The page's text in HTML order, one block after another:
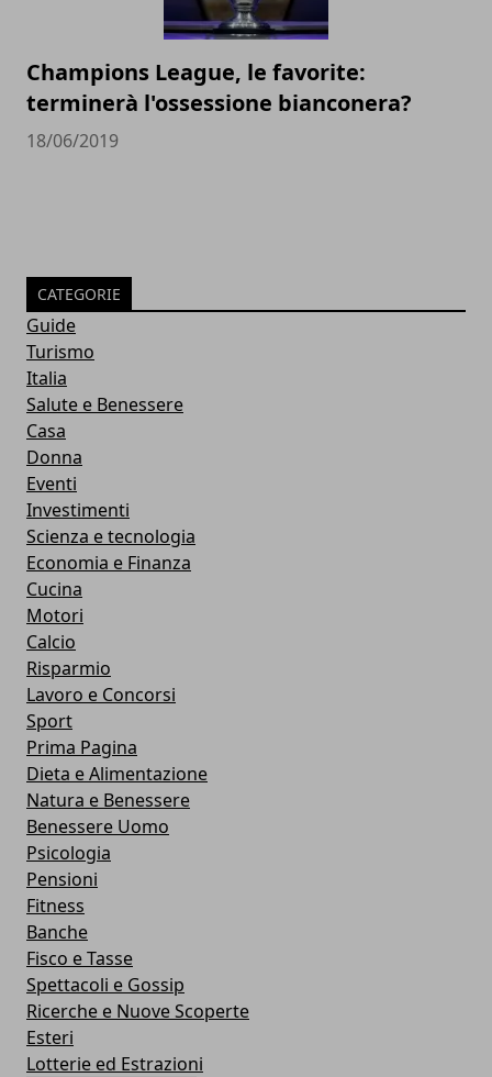
Champions League, le favorite:
terminerà l'ossessione bianconera?
18/06/2019
CATEGORIE
Guide
Turismo
Italia
Salute e Benessere
Casa
Donna
Eventi
Investimenti
Scienza e tecnologia
Economia e Finanza
Cucina
Motori
Calcio
Risparmio
Lavoro e Concorsi
Sport
Prima Pagina
Dieta e Alimentazione
Natura e Benessere
Benessere Uomo
Psicologia
Pensioni
Fitness
Banche
Fisco e Tasse
Spettacoli e Gossip
Ricerche e Nuove Scoperte
Esteri
Lotterie ed Estrazioni